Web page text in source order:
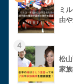
ミ
由
4
松
家